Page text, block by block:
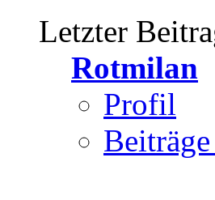
Letzter
Rotmilan
Profil